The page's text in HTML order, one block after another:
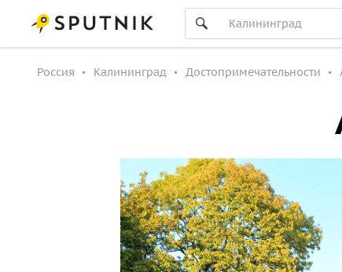
Россия Калининград Достопримечательности